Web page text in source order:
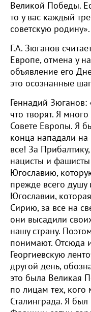
Великой Победы.
то у вас каждый
советскую родину».
Г.А. Зюганов
Европе, отмена у
объявление его
это осознанные
Геннадий
что творят. Я
Совете Европы. Я
конца нападали на
все! За
нацисты и
Югославию,
прежде всего
Югославии,
Сирию, за все на
они высадили
нашу страну.
понимают. Отсюда
Георгиевскую
другой день,
это была Великая
по лицам тех,
Сталинграда. Я был